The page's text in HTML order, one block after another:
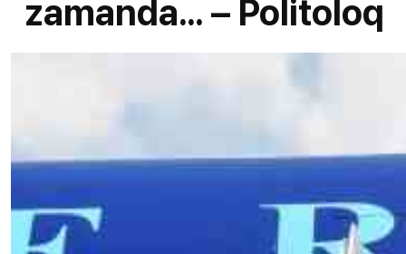
zamanda… – Politoloq